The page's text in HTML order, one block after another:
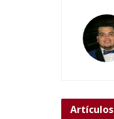
Artículos